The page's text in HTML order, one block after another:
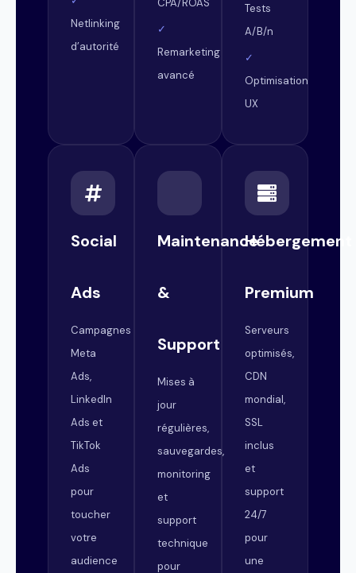
Netlinking
d’autorité
CPA/ROAS
✓
Remarketing
avancé
Tests
A/B/n
✓
Optimisation
UX
Social
Ads
Campagnes
Meta
Ads,
LinkedIn
Ads et
TikTok
Ads
pour
toucher
votre
audience
Maintenance
&
Support
Mises à
jour
régulières,
sauvegardes,
monitoring
et
support
technique
pour
Hébergement
Premium
Serveurs
optimisés,
CDN
mondial,
SSL
inclus
et
support
24/7
pour
une